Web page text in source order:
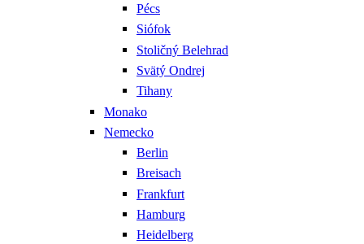
Pécs
Siófok
Stoličný Belehrad
Svätý Ondrej
Tihany
Monako
Nemecko
Berlin
Breisach
Frankfurt
Hamburg
Heidelberg